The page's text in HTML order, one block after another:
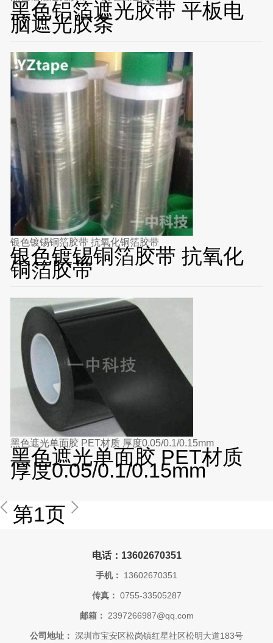
黑色铝箔遮光胶带 平板电
脑遮光胶条
银色镀锡铜箔胶带 抗氧化铜箔胶带
银色镀锡铜箔胶带 抗氧化
铜箔胶带
黑色遮光单面胶 PET材质 厚度0.05/0.1/0.15mm
黑色遮光单面胶 PET材质
厚度0.05/0.1/0.15mm
第1页
电话：13602670351
手机： 13602670351
传真： 0755-33505287
邮箱： 2397266987@qq.com
公司地址： 深圳市宝安区松岗镇红星社区松明大道183号